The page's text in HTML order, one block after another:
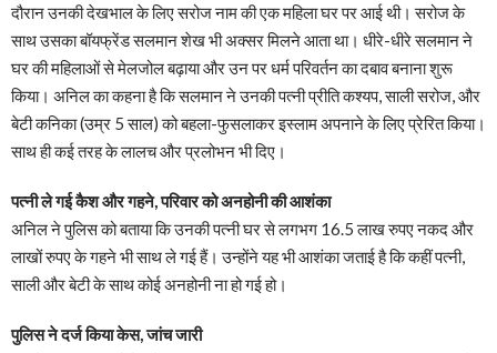
दौरान उनकी देखभाल के लिए सरोज नाम की एक महिला घर पर आई थी। सरोज के
साथ उसका बॉयफ्रेंड सलमान शेख भी अक्सर मिलने आता था। धीरे-धीरे सलमान ने
घर की महिलाओं से मेलजोल बढ़ाया और उन पर धर्म परिवर्तन का दबाव बनाना शुरू
किया। अनिल का कहना है कि सलमान ने उनकी पत्नी प्रीति कश्यप, साली सरोज, और
बेटी कनिका (उम्र 5 साल) को बहला-फुसलाकर इस्लाम अपनाने के लिए प्रेरित किया।
साथ ही कई तरह के लालच और प्रलोभन भी दिए।
पत्नी ले गई कैश और गहने, परिवार को अनहोनी की आशंका
अनिल ने पुलिस को बताया कि उनकी पत्नी घर से लगभग 16.5 लाख रुपए नकद और
लाखों रुपए के गहने भी साथ ले गई हैं। उन्होंने यह भी आशंका जताई है कि कहीं पत्नी,
साली और बेटी के साथ कोई अनहोनी ना हो गई हो।
पुलिस ने दर्ज किया केस, जांच जारी